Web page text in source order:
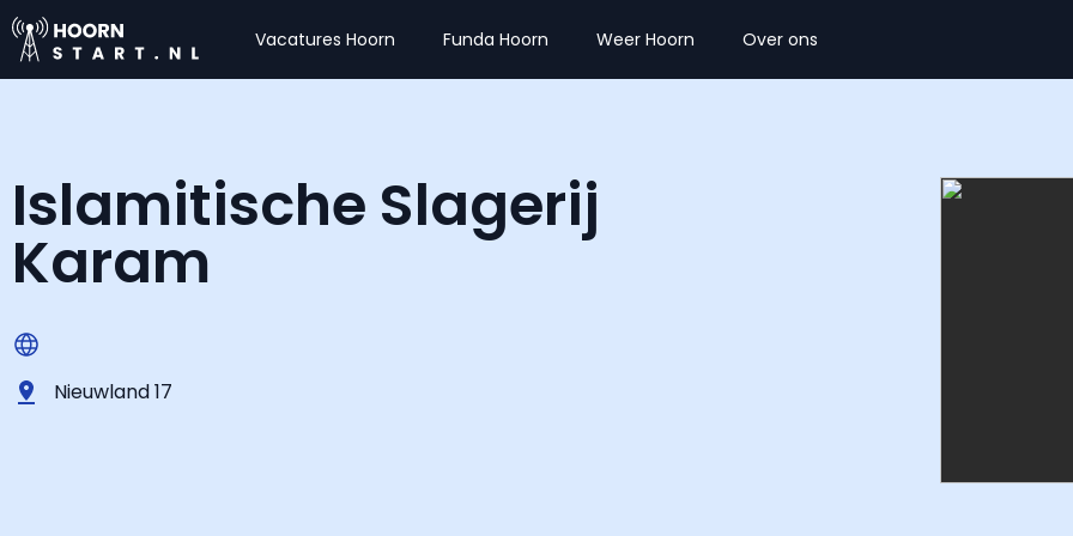
Vacatures Hoorn Funda Hoorn Weer Hoorn Over ons
Islamitische Slagerij
Karam
Nieuwland 17